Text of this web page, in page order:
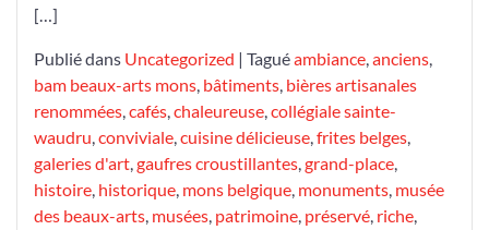
[…]
Publié dans Uncategorized | Taguéambiance,anciens,
bam beaux-arts mons, bâtiments, bières artisanales
renommées,cafés,chaleureuse,collégiale sainte-
waudru,conviviale,cuisine délicieuse,frites belges,
galeries d'art,gaufres croustillantes,grand-place,
histoire, historique, mons belgique, monuments, musée
des beaux-arts, musées, patrimoine, préservé, riche,